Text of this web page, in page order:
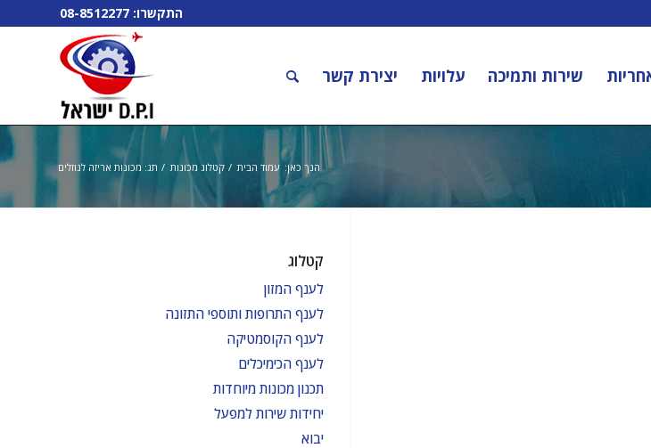
התקשרו: 08-8512277
שירות ותמיכה עלויות יצירת קשר
הנך כאן: עמוד הבית / קטלוג מכונות / תג: מכונות אריזה לנוזלים
קטלוג
לענף המזון
לענף התרופות ותוספי התזונה
לענף הקוסמטיקה
לענף הכימיכלים
תכנון מכונות מיוחדות
יחידות שירות למפעל
יבוא